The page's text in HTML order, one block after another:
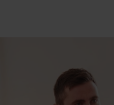
Traineeship Consultancy